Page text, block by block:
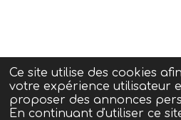
Ce site utilise des cookies
votre expérience utilisateur
proposer des annonces
En continuant d'utiliser ce